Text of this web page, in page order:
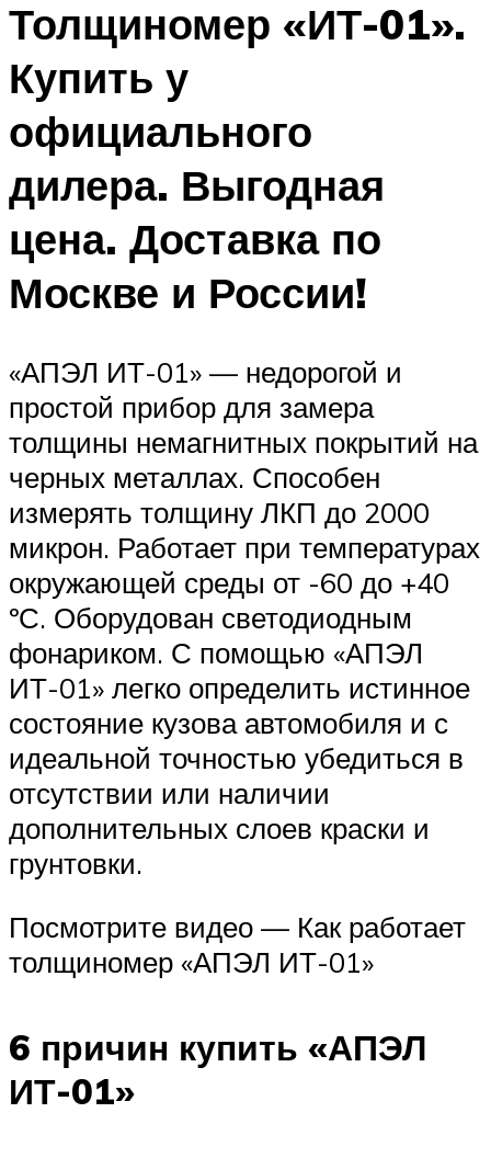
Толщиномер «ИТ-01».
Купить у
официального
дилера. Выгодная
цена. Доставка по
Москве и России!
«АПЭЛ ИТ-01» — недорогой и
простой прибор для замера
толщины немагнитных покрытий на
черных металлах. Способен
измерять толщину ЛКП до 2000
микрон. Работает при температурах
окружающей среды от -60 до +40
ºС. Оборудован светодиодным
фонариком. С помощью «АПЭЛ
ИТ-01» легко определить истинное
состояние кузова автомобиля и с
идеальной точностью убедиться в
отсутствии или наличии
дополнительных слоев краски и
грунтовки.
Посмотрите видео — Как работает
толщиномер «АПЭЛ ИТ-01»
6 причин купить «АПЭЛ
ИТ-01»